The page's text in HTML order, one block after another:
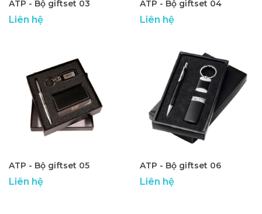
ATP - Bộ giftset 03
Liên hệ
ATP - Bộ giftset 04
Liên hệ
ATP - Bộ giftset 05
Liên hệ
ATP - Bộ giftset 06
Liên hệ